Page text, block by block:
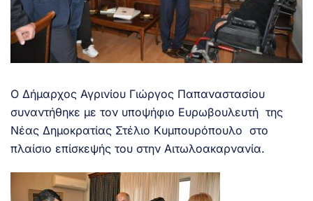
Ο Δήμαρχος Αγρινίου Γιώργος Παπαναστασίου
συναντήθηκε με τoν υποψήφιο Ευρωβουλευτή της
Νέας Δημοκρατίας Στέλιο Κυμπουρόπουλο στο
πλαίσιο επίσκεψής του στην Αιτωλοακαρνανία.